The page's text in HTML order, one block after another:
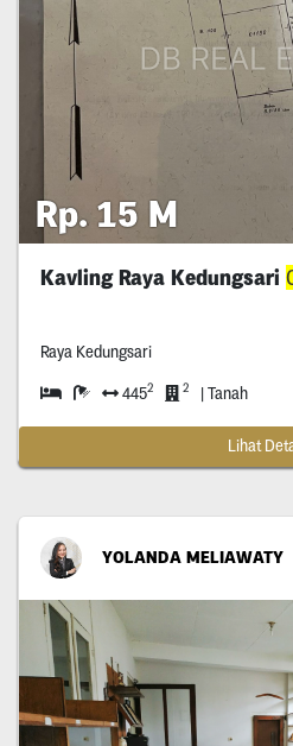
Rp. 15 M
Kavling Raya Kedungsari
Raya Kedungsari
4452 2 | Tanah
Lihat
YOLANDA MELIAWATY